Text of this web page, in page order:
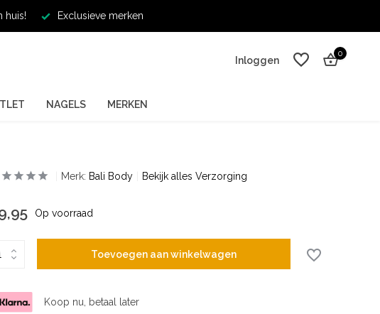
huis! Exclusieve merken
Inloggen
0
NAGELS MERKEN
Merk: Bali Body Bekijk alles Verzorging
Op voorraad
Toevoegen aan winkelwagen
Koop nu, betaal later